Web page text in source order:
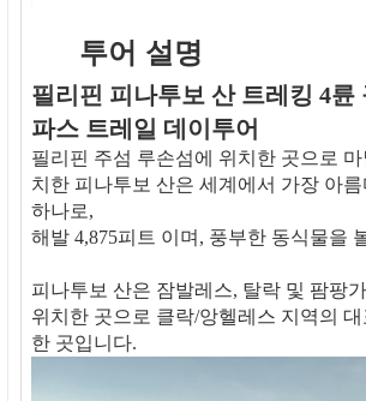
투어 설명
필리핀 피나투보 산 트레킹 4륜
파스 트레일 데이투어
필리핀 주섬 루손섬에 위치한 곳으로 마
치한 피나투보 산은 세계에서 가장 아름
하나로,
해발 4,875피트 이며, 풍부한 동식물을
피나투보 산은 잠발레스, 탈락 및 팜팡
위치한 곳으로 클락/앙헬레스 지역의
한 곳입니다.